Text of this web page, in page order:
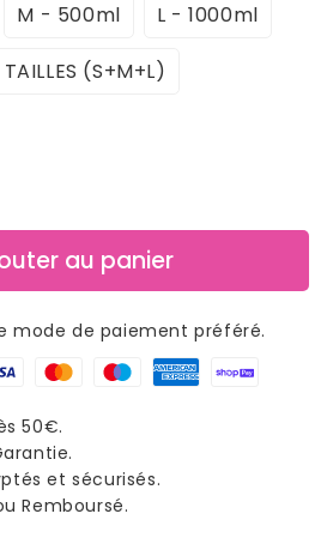
M - 500ml L - 1000ml
(S+M+L)
au panier
mode de paiement préféré.
50€.
et sécurisés.
Remboursé.